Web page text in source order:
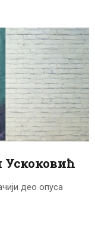
део опуса